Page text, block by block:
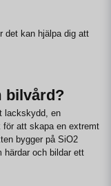
det kan hjälpa dig att
bilvård?
lackskydd, en
för att skapa en extremt
bygger på SiO2
härdar och bildar ett